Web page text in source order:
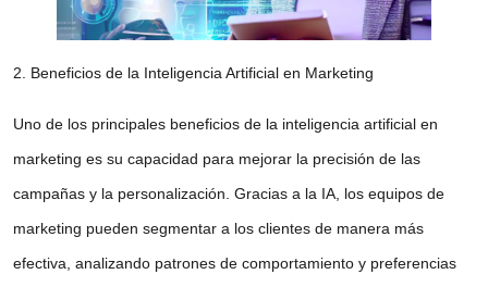
2. Beneficios de la Inteligencia Artificial en Marketing
Uno de los principales beneficios de la inteligencia artificial en
marketing es su capacidad para mejorar la precisión de las
campañas y la personalización. Gracias a la IA, los equipos de
marketing pueden segmentar a los clientes de manera más
efectiva, analizando patrones de comportamiento y preferencias